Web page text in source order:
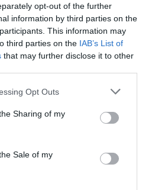
opt-out of the further
information by third parties on the
This information may
third parties on the IAB’s List of
that may further disclose it to other
Opt Outs
Sharing of my
Sale of my
(1913 - 1992).
πρωθυπουργός της
αρχών κόμματος
στο Ισραήλ και την
με το Βραβείο Νόμπελ